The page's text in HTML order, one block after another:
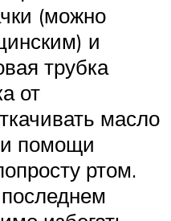
(можно
и
трубка
от
масло
помощи
ртом.